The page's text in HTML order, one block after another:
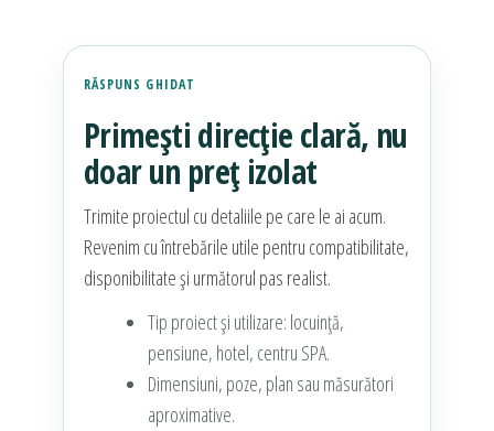
RĂSPUNS GHIDAT
Primești direcție clară, nu
doar un preț izolat
Trimite proiectul cu detaliile pe care le ai acum.
Revenim cu întrebările utile pentru compatibilitate,
disponibilitate și următorul pas realist.
Tip proiect și utilizare: locuință,
pensiune, hotel, centru SPA.
Dimensiuni, poze, plan sau măsurători
aproximative.